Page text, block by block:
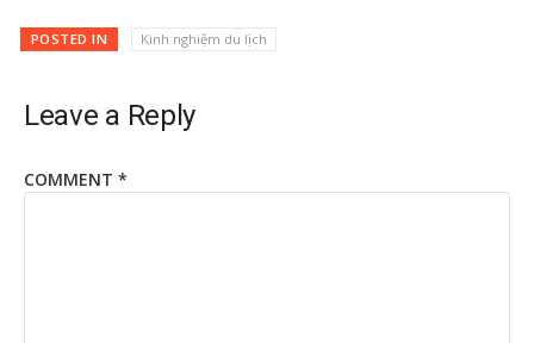
POSTED IN Kinh nghiệm du lịch
Leave a Reply
COMMENT *